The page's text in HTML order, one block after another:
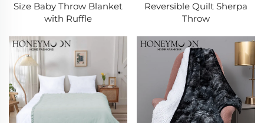
Size Baby Throw Blanket
with Ruffle
Reversible Quilt Sherpa
Throw